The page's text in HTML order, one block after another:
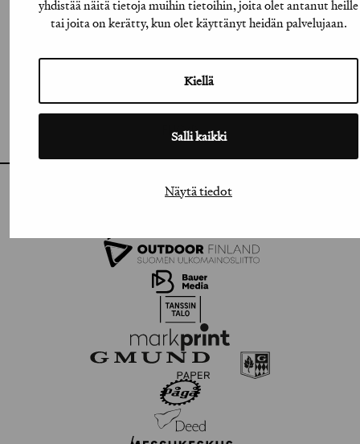
yhdistää näitä tietoja muihin tietoihin, joita olet antanut heille
tai joita on kerätty, kun olet käyttänyt heidän palvelujaan.
Kiellä
Salli kaikki
Näytä tiedot
LINKEDIN
FLICKR